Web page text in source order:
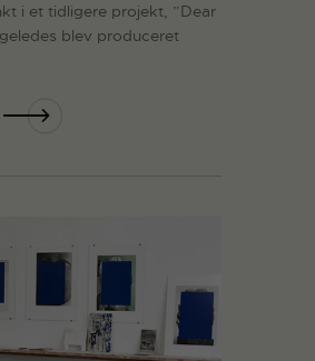
i et tidligere projekt, ”Dear
blev produceret